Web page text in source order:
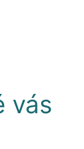
vás